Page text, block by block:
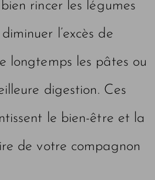
rincer les légumes
l’excès de
longtemps les pâtes ou
digestion. Ces
le bien-être et la
de votre compagnon